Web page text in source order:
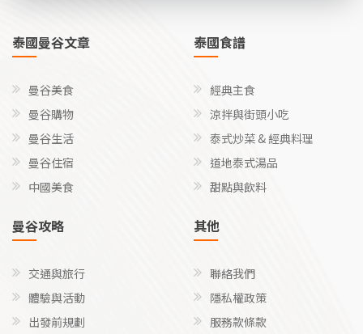
泰國曼谷文章
曼谷美食
曼谷購物
曼谷生活
曼谷住宿
中國美食
泰國食譜
經典主食
涼拌與街頭小吃
泰式炒菜 & 經典料理
道地泰式湯品
甜點與飲料
曼谷攻略
交通與旅行
體驗與活動
出發前規劃
其他
聯絡我們
隱私權政策
服務款條款